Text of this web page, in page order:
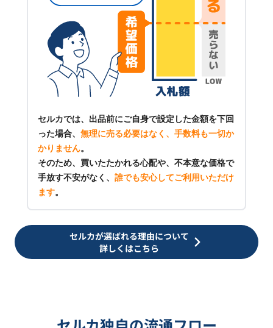
セルカでは、出品前にご自身で設定した金額を下回
った場合、 無理に売る必要はなく、手数料も一切か
かりません。
そのため、買いたたかれる心配や、不本意な価格で
手放す不安がなく、 誰でも安心してご利用いただけ
ます。
セルカが選ばれる理由について
詳しくはこちら